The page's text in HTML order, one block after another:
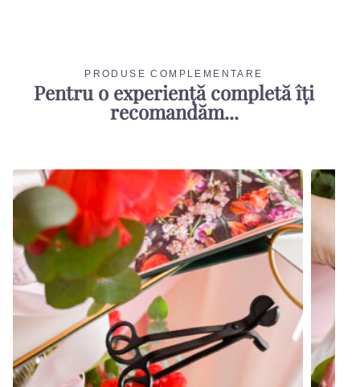
PRODUSE COMPLEMENTARE
Pentru o experiență completă îți
recomandăm...